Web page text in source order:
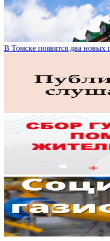
В Томске появятся два новых